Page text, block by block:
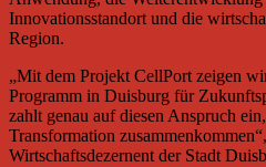
Innovationsstandort und die
Region.
„Mit dem Projekt CellPort zeigen
Programm in Duisburg für
zahlt genau auf diesen Anspruch
Transformation
Wirtschaftsdezernent der Stadt